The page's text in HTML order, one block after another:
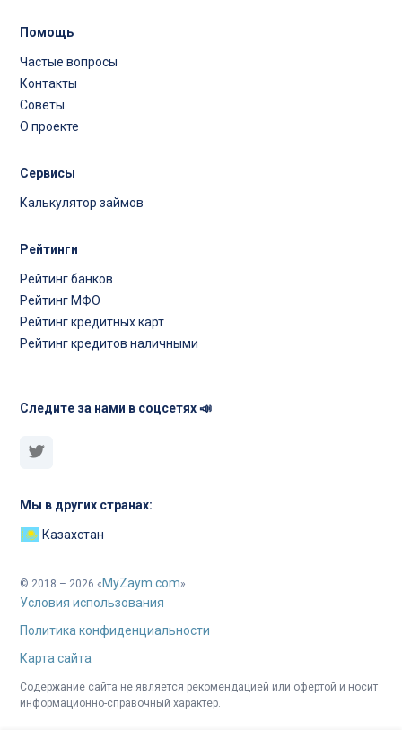
Помощь
Частые вопросы
Контакты
Советы
О проекте
Сервисы
Калькулятор займов
Рейтинги
Рейтинг банков
Рейтинг МФО
Рейтинг кредитных карт
Рейтинг кредитов наличными
Следите за нами в соцсетях 📣
Мы в других странах:
Казахстан
© 2018 – 2026 « MyZaym.com»
Условия использования
Политика конфиденциальности
Карта сайта
Содержание сайта не является рекомендацией или офертой и носит
информационно-справочный характер.